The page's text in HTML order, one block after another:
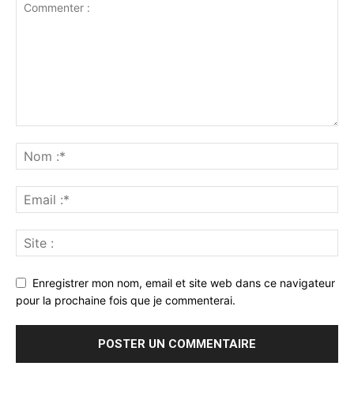
Enregistrer mon nom, email et site web dans ce navigateur
pour la prochaine fois que je commenterai.